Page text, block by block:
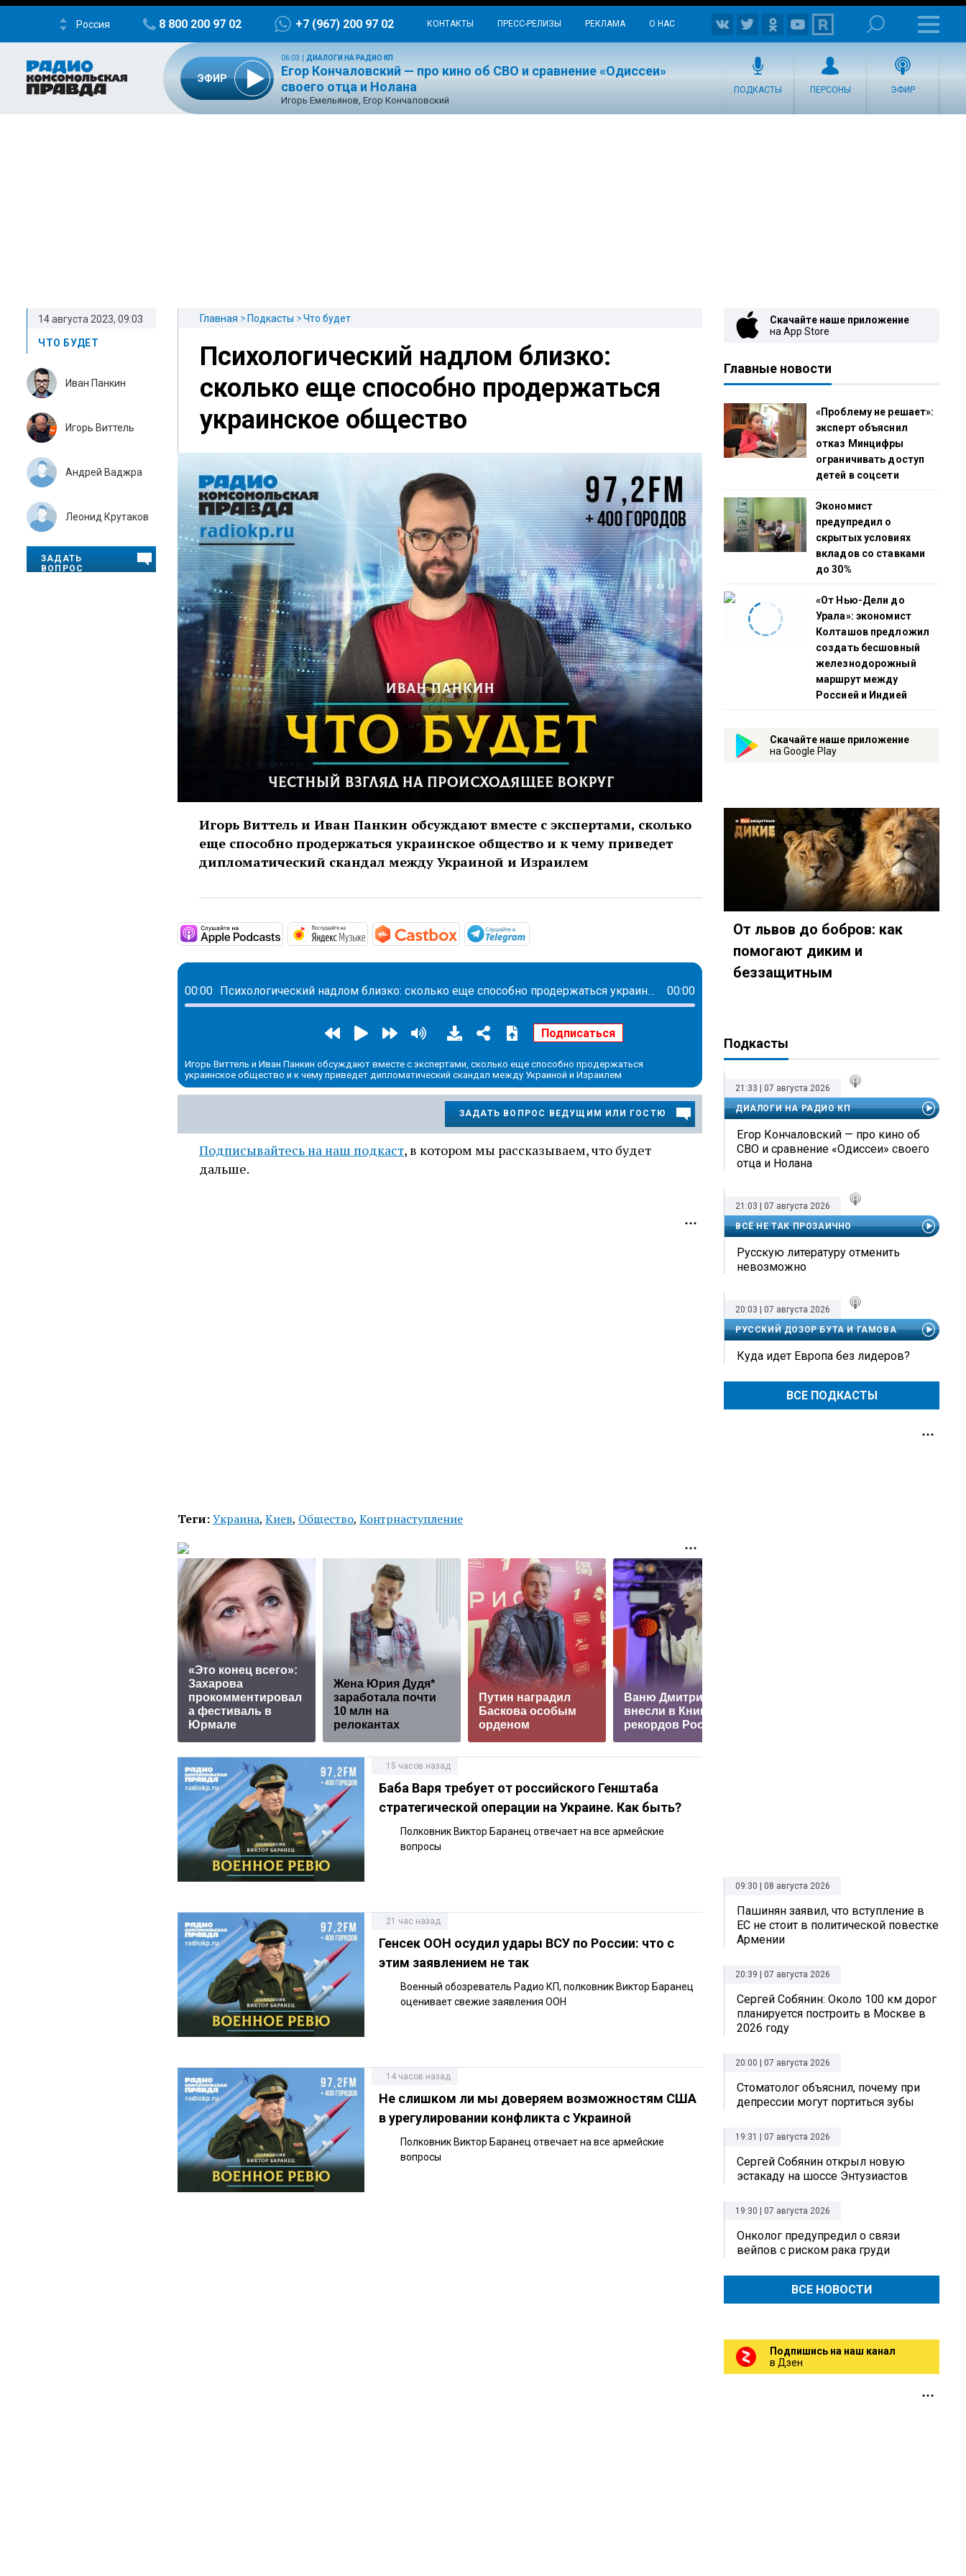
Россия 8 800 200 97 02 +7 (967) 200 97 02 КОНТАКТЫ ПРЕСС-РЕЛИЗЫ РЕКЛАМА О НАС
ЭФИР
06:03 ДИАЛОГИ НА РАДИО КП
Егор Кончаловский — про кино об СВО и сравнение «Одиссеи»
своего отца и Нолана
Игорь Емельянов, Егор Кончаловский
ПОДКАСТЫ ПЕРСОНЫ ЭФИР
Главная Подкасты Что будет
Психологический надлом близко:
сколько еще способно продержаться
украинское общество
Игорь Виттель и Иван Панкин обсуждают вместе с экспертами, сколько
еще способно продержаться украинское общество и к чему приведет
дипломатический скандал между Украиной и Израилем
https://podcasts.apple.com/ru/podcast/что-будет/id1657352105
https://music.yandex.ru/album/24235490
https://castbox.fm/channel/id5231048
https://t.me/mavestreambot/app?startapp=chto-budet
00:00 Психологический надлом близко: сколько еще способно продержаться украинское общество 00:00
Игорь Виттель и Иван Панкин обсуждают вместе с экспертами, сколько еще способно продержаться
украинское общество и к чему приведет дипломатический скандал между Украиной и Израилем
ЗАДАТЬ ВОПРОС ВЕДУЩИМ ИЛИ ГОСТЮ
Подписывайтесь на наш подкаст, в котором мы рассказываем, что будет
дальше.
14 августа 2023, 09:03
ЧТО БУДЕТ
Иван Панкин
Игорь Виттель
Андрей Ваджра
Леонид Крутаков
ЗАДАТЬ
ВОПРОС
Теги:Украина, Киев, Общество, Контрнаступление
«Это конец всего»:
Захарова
прокомментировал
а фестиваль в
Юрмале
Жена Юрия Дудя*
заработала почти
10 млн на
релокантах
Путин наградил
Баскова особым
орденом
Ваню Дмитриенко
внесли в Книгу
рекордов России
15 часов назад
Баба Варя требует от российского Генштаба
стратегической операции на Украине. Как быть?
Полковник Виктор Баранец отвечает на все армейские
вопросы
21 час назад
Генсек ООН осудил удары ВСУ по России: что с
этим заявлением не так
Военный обозреватель Радио КП, полковник Виктор Баранец
оценивает свежие заявления ООН
14 часов назад
Не слишком ли мы доверяем возможностям США
в урегулировании конфликта с Украиной
Полковник Виктор Баранец отвечает на все армейские
вопросы
Скачайте наше приложение
на App Store
Главные новости
«Проблему не решает»:
эксперт объяснил
отказ Минцифры
ограничивать доступ
детей в соцсети
Экономист
предупредил о
скрытых условиях
вкладов со ставками
до 30%
«От Нью-Дели до
Урала»: экономист
Колташов предложил
создать бесшовный
железнодорожный
маршрут между
Россией и Индией
Скачайте наше приложение
на Google Play
От львов до бобров: как
помогают диким и
беззащитным
Подкасты
21:33 | 07 августа 2026
ДИАЛОГИ НА РАДИО КП
Егор Кончаловский — про кино об
СВО и сравнение «Одиссеи» своего
отца и Нолана
21:03 | 07 августа 2026
ВСЁ НЕ ТАК ПРОЗАИЧНО
Русскую литературу отменить
невозможно
20:03 | 07 августа 2026
РУССКИЙ ДОЗОР БУТА И ГАМОВА
Куда идет Европа без лидеров?
ВСЕ ПОДКАСТЫ
09:30 | 08 августа 2026
Пашинян заявил, что вступление в
ЕС не стоит в политической повестке
Армении
20:39 | 07 августа 2026
Сергей Собянин: Около 100 км дорог
планируется построить в Москве в
2026 году
20:00 | 07 августа 2026
Стоматолог объяснил, почему при
депрессии могут портиться зубы
19:31 | 07 августа 2026
Сергей Собянин открыл новую
эстакаду на шоссе Энтузиастов
19:30 | 07 августа 2026
Онколог предупредил о связи
вейпов с риском рака груди
ВСЕ НОВОСТИ
Подпишись на наш канал
в Дзен